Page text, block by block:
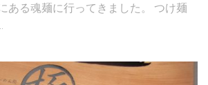
ある魂麺に行ってきました。 つけ麺